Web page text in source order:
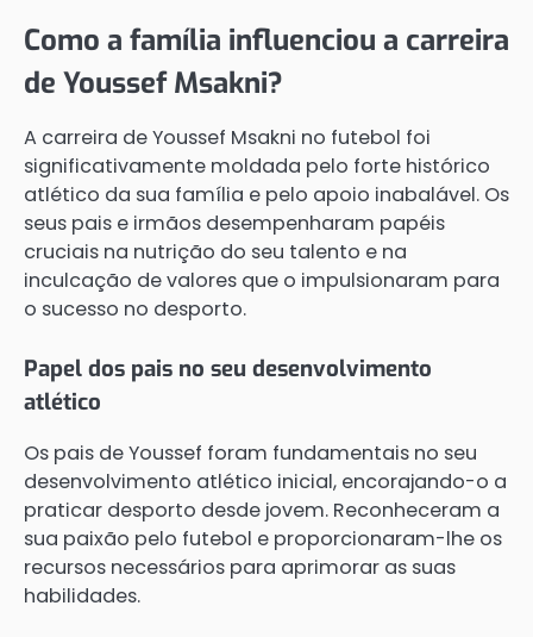
Como a família influenciou a carreira
de Youssef Msakni?
A carreira de Youssef Msakni no futebol foi
significativamente moldada pelo forte histórico
atlético da sua família e pelo apoio inabalável. Os
seus pais e irmãos desempenharam papéis
cruciais na nutrição do seu talento e na
inculcação de valores que o impulsionaram para
o sucesso no desporto.
Papel dos pais no seu desenvolvimento
atlético
Os pais de Youssef foram fundamentais no seu
desenvolvimento atlético inicial, encorajando-o a
praticar desporto desde jovem. Reconheceram a
sua paixão pelo futebol e proporcionaram-lhe os
recursos necessários para aprimorar as suas
habilidades.